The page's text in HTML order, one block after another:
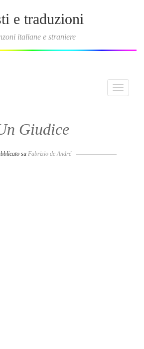
e traduzioni
italiane e straniere
Toggle
Giudice
su Fabrizio de André